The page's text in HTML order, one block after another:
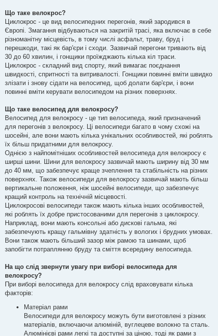
я
Що таке велокрос?
Циклокрос - це вид велосипедних перегонів, який зародився в
Європі. Змагання відбуваються на закритій трасі, яка включає в себе
різноманітну місцевість, в тому числі асфальт, траву, бруд і
перешкоди, такі як бар'єри і сходи. Зазвичай перегони тривають від
30 до 60 хвилин, і гонщики проїжджають кілька кіл траси.
Циклокрос - складний вид спорту, який вимагає поєднання
швидкості, спритності та витривалості. Гонщики повинні вміти швидко
злізати і знову сідати на велосипед, щоб долати бар'єри, і вони
повинні вміти керувати велосипедом на різних поверхнях.
Що таке велосипед для велокросу?
Велосипед для велокросу - це тип велосипеда, який призначений
для перегонів з велокросу. Ці велосипеди багато в чому схожі на
шосейні, але вони мають кілька унікальних особливостей, які роблять
їх більш придатними для велокросу.
Однією з найпомітніших особливостей велосипеда для велокросу є
ширші шини. Шини для велокросу зазвичай мають ширину від 30 мм
до 40 мм, що забезпечує краще зчеплення та стабільність на різних
поверхнях. Також велосипеди для велокросу зазвичай мають більш
вертикальне положення, ніж шосейні велосипеди, що забезпечує
кращий контроль на технічній місцевості.
Циклокросові велосипеди також мають кілька інших особливостей,
які роблять їх добре пристосованими для перегонів з циклокросу.
Наприклад, вони мають консольні або дискові гальма, які
забезпечують кращу гальмівну здатність у вологих і брудних умовах.
Вони також мають більший зазор між рамою та шинами, щоб
запобігти потраплянню бруду та сміття всередину велосипеда.
На що слід звернути увагу при виборі велосипеда для
велокросу?
При виборі велосипеда для велокросу слід враховувати кілька
факторів:
Матеріал рами
Велосипеди для велокросу можуть бути виготовлені з різних
матеріалів, включаючи алюміній, вуглецеве волокно та сталь.
Алюмінієві рами легкі та доступні за ціною, тоді як рами з